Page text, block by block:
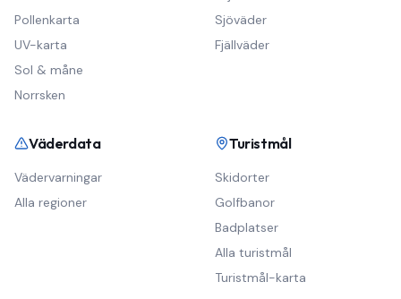
Pollenkarta
UV-karta
Sol & måne
Norrsken
Sjöväder
Fjällväder
Väderdata
Vädervarningar
Alla regioner
Turistmål
Skidorter
Golfbanor
Badplatser
Alla turistmål
Turistmål-karta